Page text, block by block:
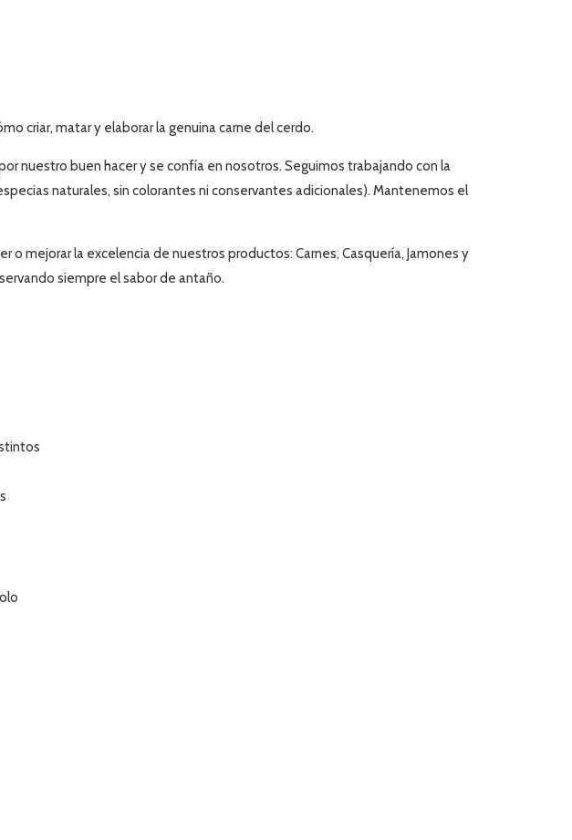
criar, matar y elaborar la genuina carne del cerdo.
nuestro buen hacer y se confía en nosotros. Seguimos trabajando con la
naturales, sin colorantes ni conservantes adicionales). Mantenemos el
o mejorar la excelencia de nuestros productos: Carnes, Casquería, Jamones y
siempre el sabor de antaño.